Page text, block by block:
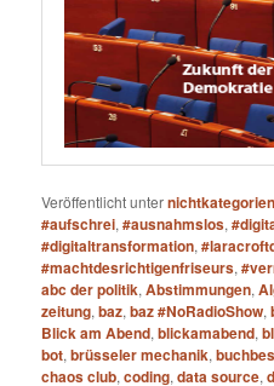
Veröffentlicht unternichtkategorien
#aufschrei,#ausnahmslos,
#digitaltransformation,
#machtdesrichtigenfriseurs,
abc der politik,Abstimmungen,
zeitung,baz,baz #NoRadioShow,
Blick am Abend,blickamabend,
bot,brüsseler mechanik,
chaos club,coding,data source,